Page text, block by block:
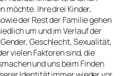
möchte. Ihre drei Kinder,
der Rest der Familie gehen
um und im Verlauf der
Geschlecht, Sexualität,
vielen Faktoren sind, die
und uns beim Finden